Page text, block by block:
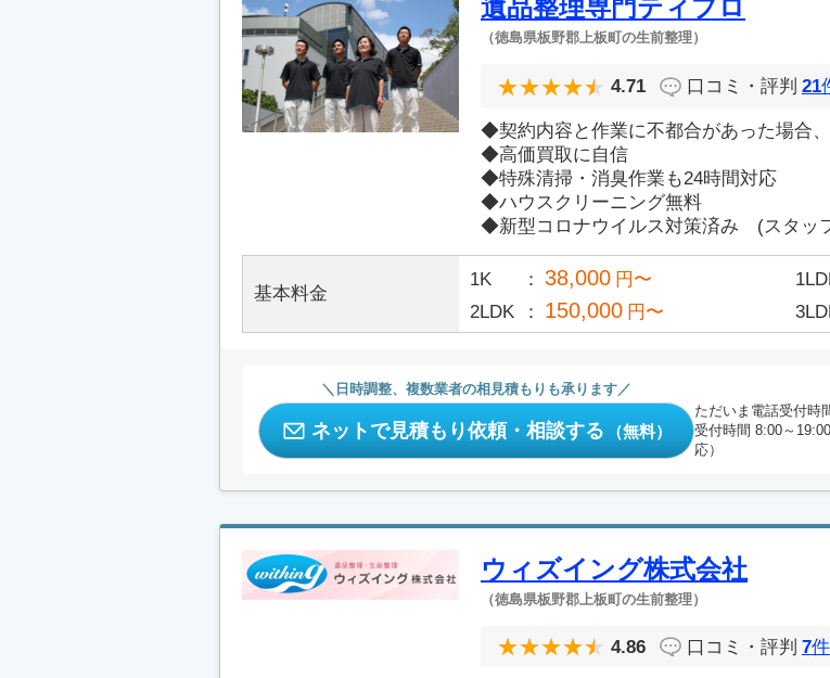
遺品整理専門ティプロ
（徳島県板野郡上板町の生前整理）
4.71 口コミ・評判 21
◆契約内容と作業に不都合があった場合
◆高価買取に自信
◆特殊清掃・消臭作業も24時間対応
◆ハウスクリーニング無料
◆新型コロナウイルス対策済み (スタッ
基本料金
1K 38,000 円〜
2LDK
150,000 円〜
日時調整、複数業者の相見積もりも承ります
ネットで見積もり依頼・相談する （無料）
ただいま電話受付時
受付時間 8:00～
応）
ウィズイング株式会社
（徳島県板野郡上板町の生前整理）
4.86 口コミ・評判 7件